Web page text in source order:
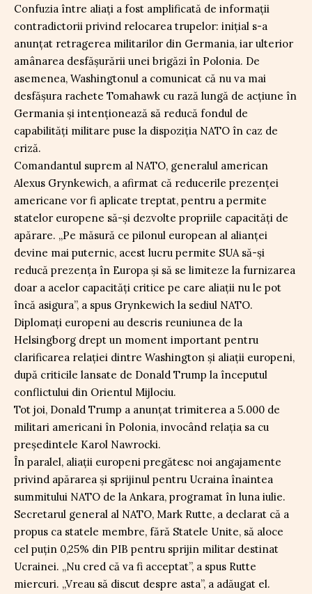
Confuzia între aliați a fost amplificată de informații
contradictorii privind relocarea trupelor: inițial s-a
anunțat retragerea militarilor din Germania, iar ulterior
amânarea desfășurării unei brigăzi în Polonia. De
asemenea, Washingtonul a comunicat că nu va mai
desfășura rachete Tomahawk cu rază lungă de acțiune în
Germania și intenționează să reducă fondul de
capabilități militare puse la dispoziția NATO în caz de
criză.
Comandantul suprem al NATO, generalul american
Alexus Grynkewich, a afirmat că reducerile prezenței
americane vor fi aplicate treptat, pentru a permite
statelor europene să-și dezvolte propriile capacități de
apărare. „Pe măsură ce pilonul european al alianței
devine mai puternic, acest lucru permite SUA să-și
reducă prezența în Europa și să se limiteze la furnizarea
doar a acelor capacități critice pe care aliații nu le pot
încă asigura”, a spus Grynkewich la sediul NATO.
Diplomați europeni au descris reuniunea de la
Helsingborg drept un moment important pentru
clarificarea relației dintre Washington și aliații europeni,
după criticile lansate de Donald Trump la începutul
conflictului din Orientul Mijlociu.
Tot joi, Donald Trump a anunțat trimiterea a 5.000 de
militari americani în Polonia, invocând relația sa cu
președintele Karol Nawrocki.
În paralel, aliații europeni pregătesc noi angajamente
privind apărarea și sprijinul pentru Ucraina înaintea
summitului NATO de la Ankara, programat în luna iulie.
Secretarul general al NATO, Mark Rutte, a declarat că a
propus ca statele membre, fără Statele Unite, să aloce
cel puțin 0,25% din PIB pentru sprijin militar destinat
Ucrainei. „Nu cred că va fi acceptat”, a spus Rutte
miercuri. „Vreau să discut despre asta”, a adăugat el.